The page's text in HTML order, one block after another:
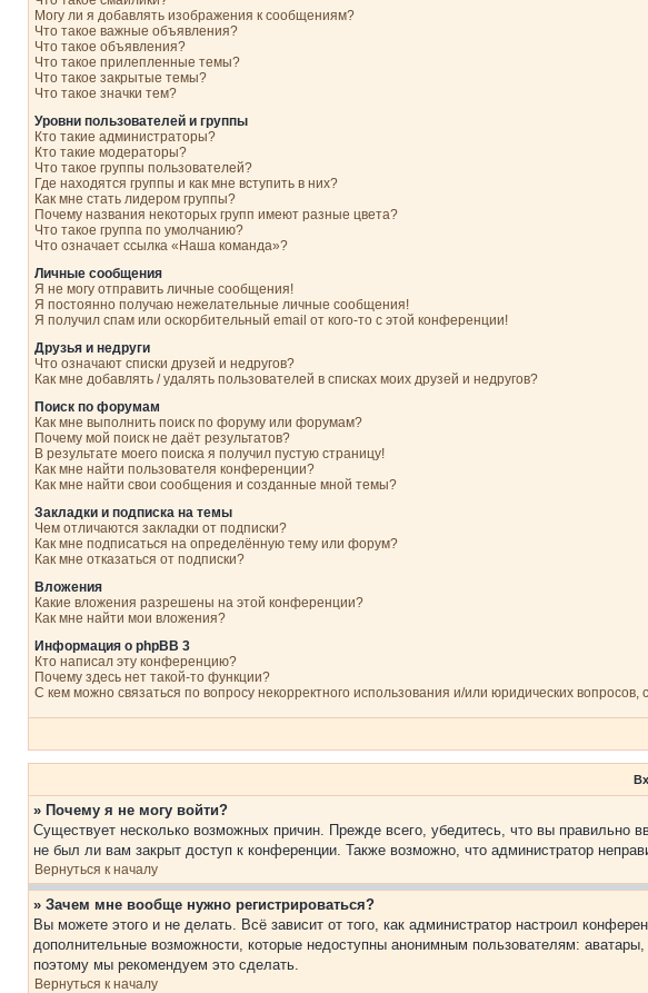
Могу ли я добавлять изображения к сообщениям?
Что такое важные объявления?
Что такое объявления?
Что такое прилепленные темы?
Что такое закрытые темы?
Что такое значки тем?
Уровни пользователей и группы
Кто такие администраторы?
Кто такие модераторы?
Что такое группы пользователей?
Где находятся группы и как мне вступить в них?
Как мне стать лидером группы?
Почему названия некоторых групп имеют разные цвета?
Что такое группа по умолчанию?
Что означает ссылка «Наша команда»?
Личные сообщения
Я не могу отправить личные сообщения!
Я постоянно получаю нежелательные личные сообщения!
Я получил спам или оскорбительный email от кого-то с этой конференции!
Друзья и недруги
Что означают списки друзей и недругов?
Как мне добавлять / удалять пользователей в списках моих друзей и недругов?
Поиск по форумам
Как мне выполнить поиск по форуму или форумам?
Почему мой поиск не даёт результатов?
В результате моего поиска я получил пустую страницу!
Как мне найти пользователя конференции?
Как мне найти свои сообщения и созданные мной темы?
Закладки и подписка на темы
Чем отличаются закладки от подписки?
Как мне подписаться на определённую тему или форум?
Как мне отказаться от подписки?
Вложения
Какие вложения разрешены на этой конференции?
Как мне найти мои вложения?
Информация о phpBB 3
Кто написал эту конференцию?
Почему здесь нет такой-то функции?
С кем можно связаться по вопросу некорректного использования и/или юридических
» Почему я не могу войти?
Существует несколько возможных причин. Прежде всего, убедитесь, что вы правильно
не был ли вам закрыт доступ к конференции. Также возможно, что администратор
Вернуться к началу
» Зачем мне вообще нужно регистрироваться?
Вы можете этого и не делать. Всё зависит от того, как администратор настроил
дополнительные возможности, которые недоступны анонимным пользователям:
поэтому мы рекомендуем это сделать.
Вернуться к началу